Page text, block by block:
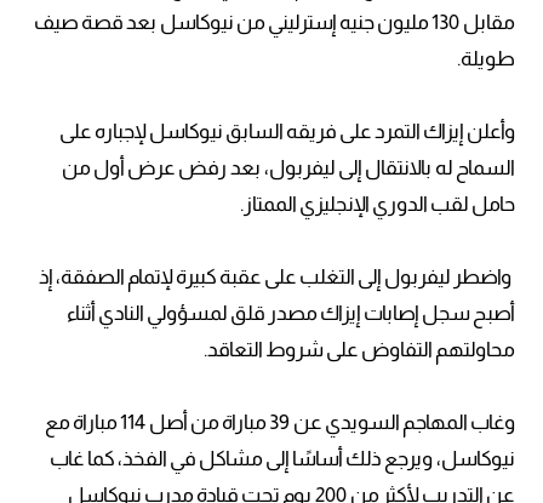
مقابل 130 مليون جنيه إسترليني من نيوكاسل بعد قصة صيف
طويلة.
وأعلن إيزاك التمرد على فريقه السابق نيوكاسل لإجباره على
السماح له بالانتقال إلى ليفربول، بعد رفض عرض أول من
حامل لقب الدوري الإنجليزي الممتاز.
واضطر ليفربول إلى التغلب على عقبة كبيرة لإتمام الصفقة، إذ
أصبح سجل إصابات إيزاك مصدر قلق لمسؤولي النادي أثناء
محاولتهم التفاوض على شروط التعاقد.
وغاب المهاجم السويدي عن 39 مباراة من أصل 114 مباراة مع
نيوكاسل، ويرجع ذلك أساسًا إلى مشاكل في الفخذ، كما غاب
عن التدريب لأكثر من 200 يوم تحت قيادة مدرب نيوكاسل